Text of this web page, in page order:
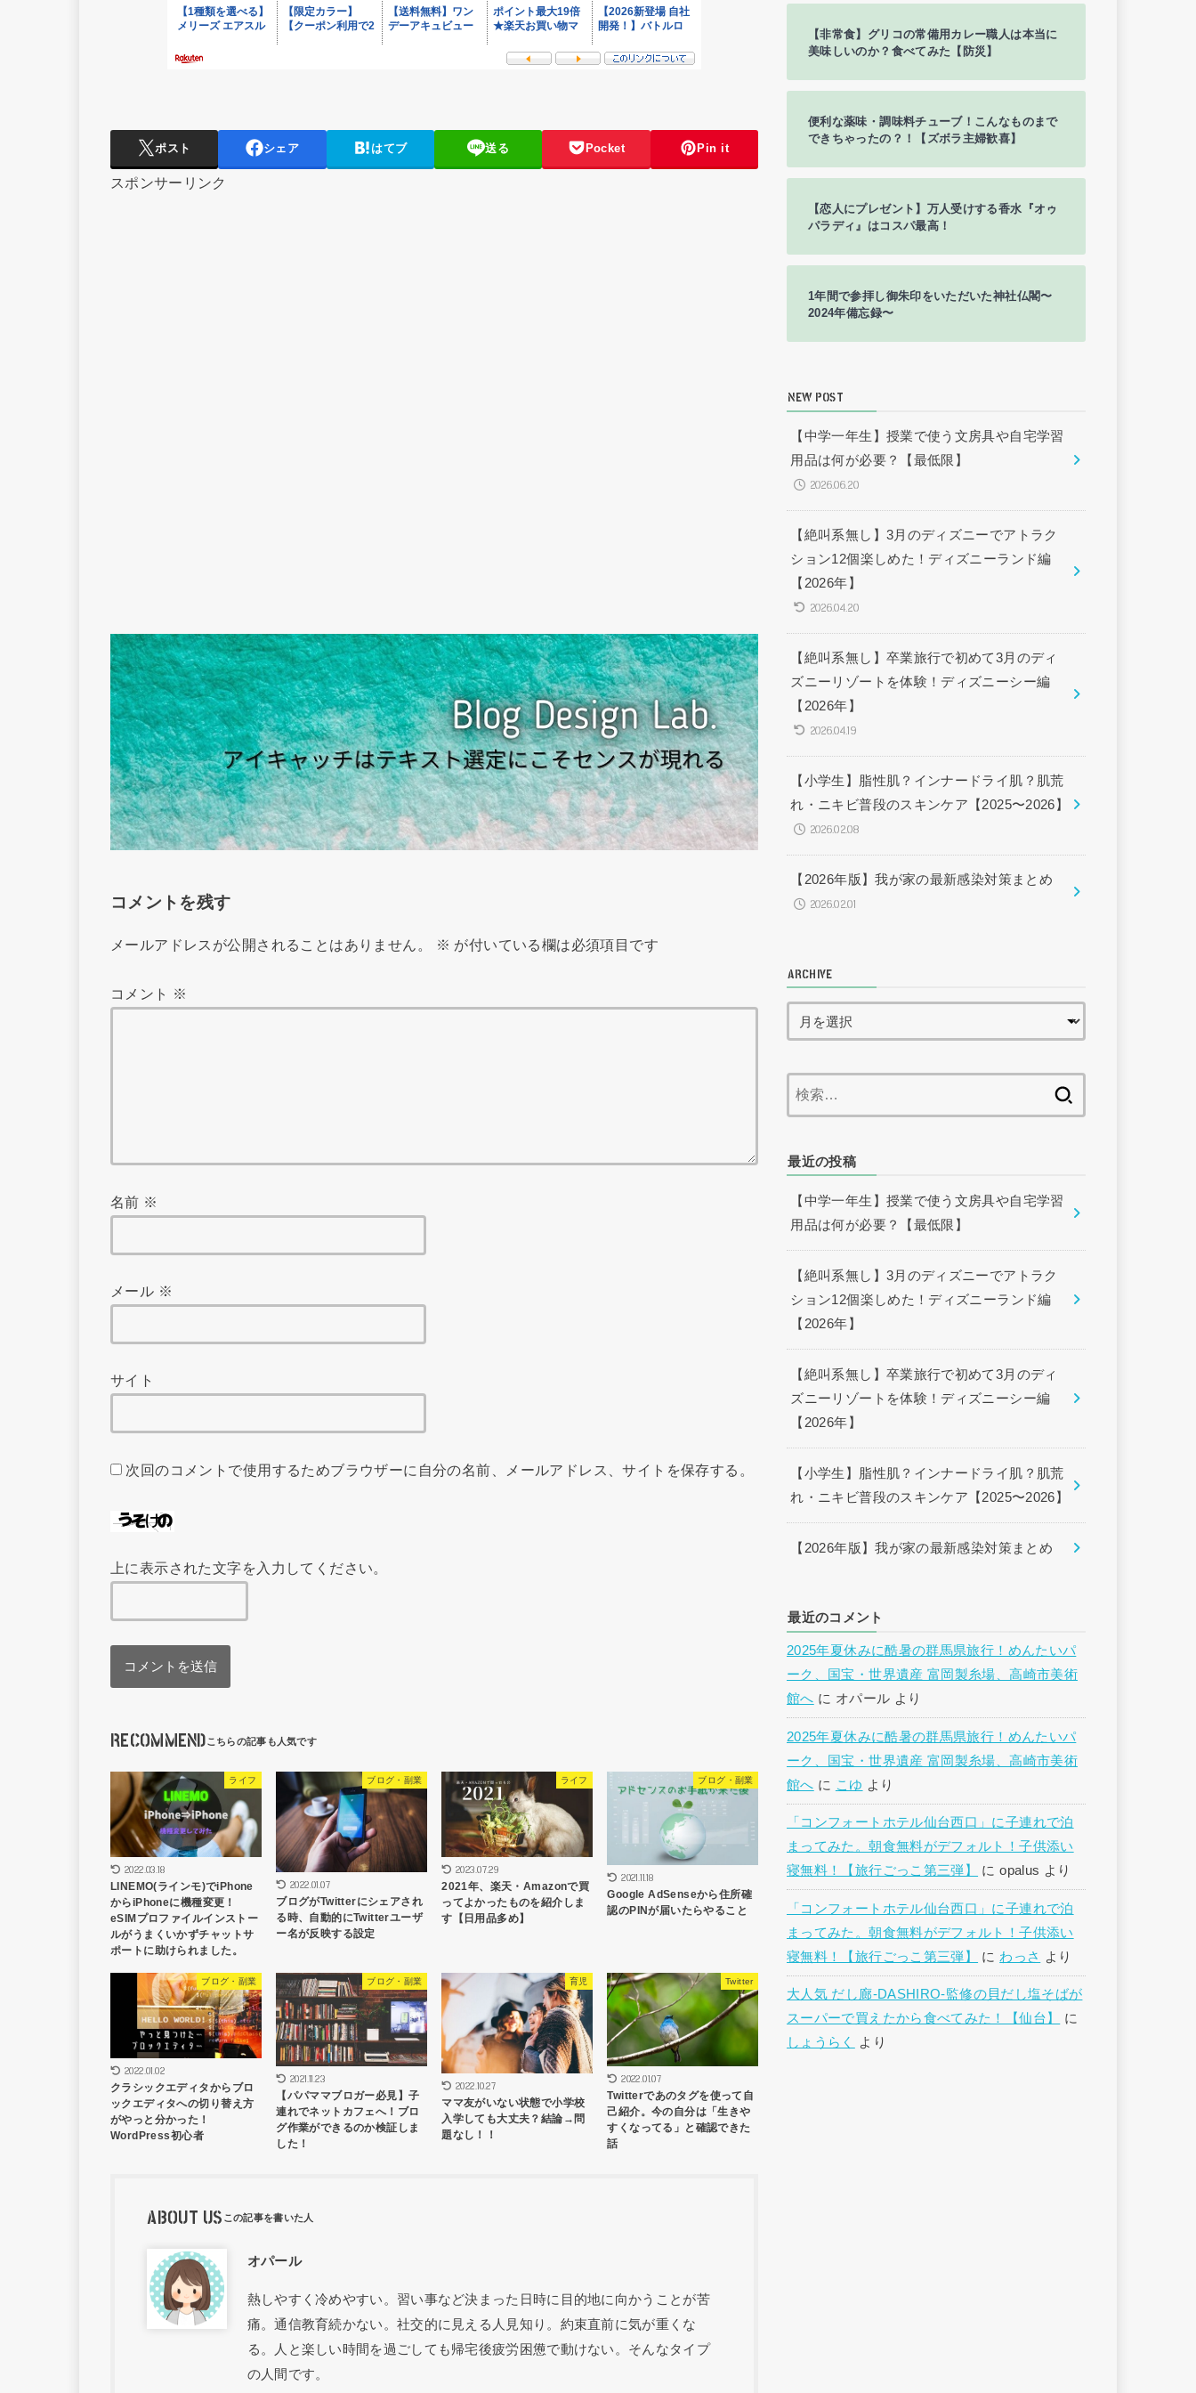
ポスト シェア はてブ 送る Pocket Pin it
スポンサーリンク
コメントを残す
メールアドレスが公開されることはありません。 ※ が付いている欄は必須項目です
コメント ※
名前 ※
メール ※
サイト
次回のコメントで使用するためブラウザーに自分の名前、メールアドレス、サイトを保存する。
上に表示された文字を入力してください。
RECOMMEND
ライフ
2022.03.18
LINEMO(ラインモ)でiPhone
からiPhoneに機種変更！
eSIMプロファイルインストー
ルがうまくいかずチャットサ
ポートに助けられました。
ブログ・副業
2022.01.07
ブログがTwitterにシェアされ
る時、自動的にTwitterユーザ
ー名が反映する設定
ライフ
2023.07.29
2021年、楽天・Amazonで買
ってよかったものを紹介しま
す【日用品多め】
ブログ・副業
2021.11.18
Google AdSenseから住所確
認のPINが届いたらやること
ブログ・副業
2022.01.02
クラシックエディタからブロ
ックエディタへの切り替え方
がやっと分かった！
WordPress初心者
ブログ・副業
2021.11.23
【パパママブロガー必見】子
連れでネットカフェへ！ブロ
グ作業ができるのか検証しま
した！
育児
2022.10.27
ママ友がいない状態で小学校
入学しても大丈夫？結論→問
題なし！！
Twitter
2022.01.07
Twitterであのタグを使って自
己紹介。今の自分は「生きや
すくなってる」と確認できた
話
ABOUT US
オパール
熱しやすく冷めやすい。習い事など決まった日時に目的地に向かうことが苦
痛。通信教育続かない。社交的に見える人見知り。約束直前に気が重くな
る。人と楽しい時間を過ごしても帰宅後疲労困憊で動けない。そんなタイプ
の人間です。
【非常食】グリコの常備用カレー職人は本当に
美味しいのか？食べてみた【防災】
便利な薬味・調味料チューブ！こんなものまで
できちゃったの？！【ズボラ主婦歓喜】
【恋人にプレゼント】万人受けする香水『オゥ
パラディ』はコスパ最高！
1年間で参拝し御朱印をいただいた神社仏閣〜
2024年備忘録〜
NEW POST
【中学一年生】授業で使う文房具や自宅学習
用品は何が必要？【最低限】
2026.06.20
【絶叫系無し】3月のディズニーでアトラク
ション12個楽しめた！ディズニーランド編
【2026年】
2026.04.20
【絶叫系無し】卒業旅行で初めて3月のディ
ズニーリゾートを体験！ディズニーシー編
【2026年】
2026.04.19
【小学生】脂性肌？インナードライ肌？肌荒
れ・ニキビ普段のスキンケア【2025〜2026】
2026.02.08
【2026年版】我が家の最新感染対策まとめ
2026.02.01
ARCHIVE
最近の投稿
【中学一年生】授業で使う文房具や自宅学習
用品は何が必要？【最低限】
【絶叫系無し】3月のディズニーでアトラク
ション12個楽しめた！ディズニーランド編
【2026年】
【絶叫系無し】卒業旅行で初めて3月のディ
ズニーリゾートを体験！ディズニーシー編
【2026年】
【小学生】脂性肌？インナードライ肌？肌荒
れ・ニキビ普段のスキンケア【2025〜2026】
【2026年版】我が家の最新感染対策まとめ
最近のコメント
2025年夏休みに酷暑の群馬県旅行！めんたいパ
ーク、国宝・世界遺産 富岡製糸場、高崎市美術
館へ に オパール より
2025年夏休みに酷暑の群馬県旅行！めんたいパ
ーク、国宝・世界遺産 富岡製糸場、高崎市美術
館へ に こゆ より
「コンフォートホテル仙台西口」に子連れで泊
まってみた。朝食無料がデフォルト！子供添い
寝無料！【旅行ごっこ第三弾】
にopalus より
「コンフォートホテル仙台西口」に子連れで泊
まってみた。朝食無料がデフォルト！子供添い
寝無料！【旅行ごっこ第三弾】
に わっさ より
大人気 だし廊-DASHIRO-監修の貝だし塩そばが
スーパーで買えたから食べてみた！【仙台】
に
しょうらく
より